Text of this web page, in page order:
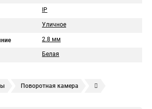
IP
Уличное
2.8 мм
Белая
Поворотная камера